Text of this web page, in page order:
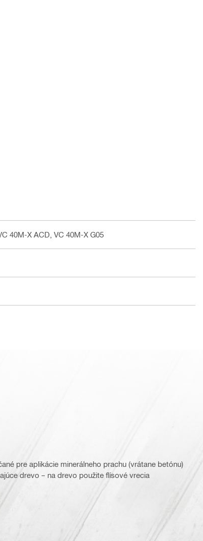
40M-X ACD, VC 40M-X G05
pre aplikácie minerálneho prachu (vrátane betónu)
drevo – na drevo použite flísové vrecia